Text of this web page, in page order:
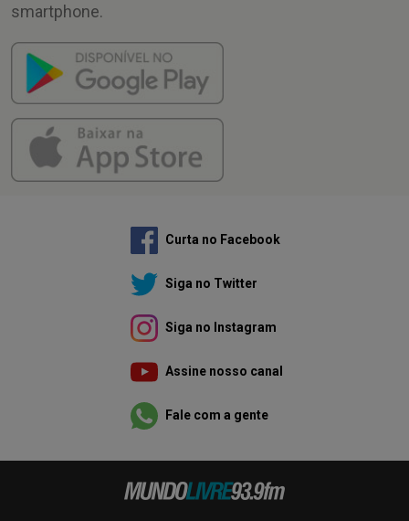
smartphone.
Curta no Facebook
Siga no Twitter
Siga no Instagram
Assine nosso canal
Fale com a gente